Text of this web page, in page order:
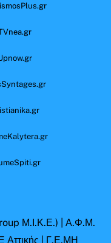
Μ.Ι.Κ.Ε.) | Α.Φ.Μ.
| Γ.Ε.ΜΗ